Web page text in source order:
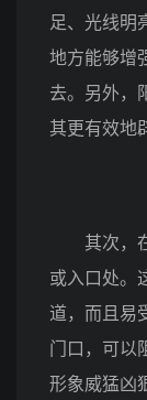
足、光线明
地方能够增
去。另外，
其更有效地
其次，在
或入口处。
道，而且易
门口，可以
形象威猛凶